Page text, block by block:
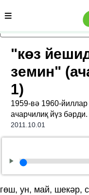
асаслиқ мәзмунға
сәһипә
"көз
земин"
1)
1959-вә 1960-
ачарчилиқ йүз бәрди.
2011.10.01
гөш, ун, май, шекәр,